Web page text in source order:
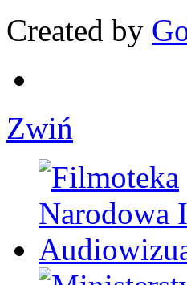
Created by
Zwiń